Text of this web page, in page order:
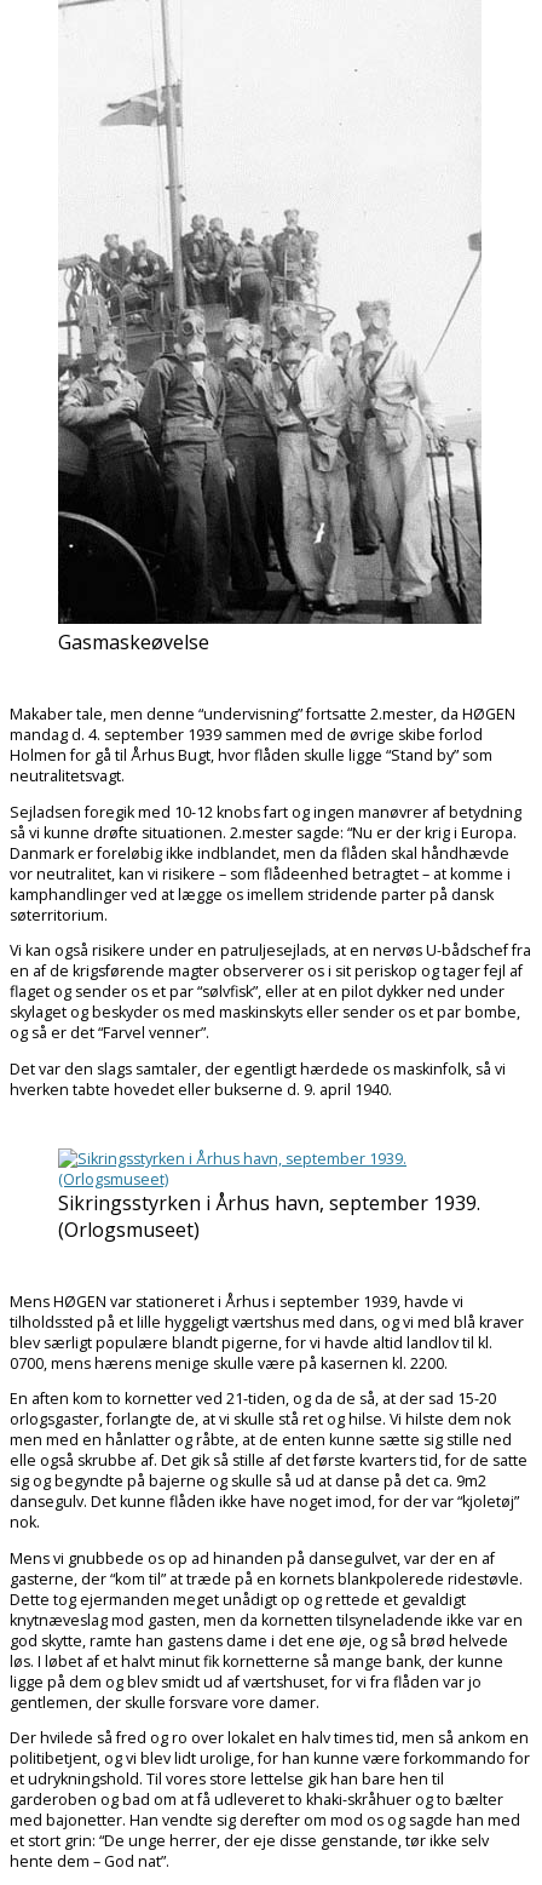
Gasmaskeøvelse
Makaber tale, men denne “undervisning” fortsatte 2.mester, da HØGEN
mandag d. 4. september 1939 sammen med de øvrige skibe forlod
Holmen for gå til Århus Bugt, hvor flåden skulle ligge “Stand by” som
neutralitetsvagt.
Sejladsen foregik med 10-12 knobs fart og ingen manøvrer af betydning
så vi kunne drøfte situationen. 2.mester sagde: “Nu er der krig i Europa.
Danmark er foreløbig ikke indblandet, men da flåden skal håndhævde
vor neutralitet, kan vi risikere – som flådeenhed betragtet – at komme i
kamphandlinger ved at lægge os imellem stridende parter på dansk
søterritorium.
Vi kan også risikere under en patruljesejlads, at en nervøs U-bådschef fra
en af de krigsførende magter observerer os i sit periskop og tager fejl af
flaget og sender os et par “sølvfisk”, eller at en pilot dykker ned under
skylaget og beskyder os med maskinskyts eller sender os et par bombe,
og så er det “Farvel venner”.
Det var den slags samtaler, der egentligt hærdede os maskinfolk, så vi
hverken tabte hovedet eller bukserne d. 9. april 1940.
Sikringsstyrken i Århus havn, september 1939.
(Orlogsmuseet)
Mens HØGEN var stationeret i Århus i september 1939, havde vi
tilholdssted på et lille hyggeligt værtshus med dans, og vi med blå kraver
blev særligt populære blandt pigerne, for vi havde altid landlov til kl.
0700, mens hærens menige skulle være på kasernen kl. 2200.
En aften kom to kornetter ved 21-tiden, og da de så, at der sad 15-20
orlogsgaster, forlangte de, at vi skulle stå ret og hilse. Vi hilste dem nok
men med en hånlatter og råbte, at de enten kunne sætte sig stille ned
elle også skrubbe af. Det gik så stille af det første kvarters tid, for de satte
sig og begyndte på bajerne og skulle så ud at danse på det ca. 9m2
dansegulv. Det kunne flåden ikke have noget imod, for der var “kjoletøj”
nok.
Mens vi gnubbede os op ad hinanden på dansegulvet, var der en af
gasterne, der “kom til” at træde på en kornets blankpolerede ridestøvle.
Dette tog ejermanden meget unådigt op og rettede et gevaldigt
knytnæveslag mod gasten, men da kornetten tilsyneladende ikke var en
god skytte, ramte han gastens dame i det ene øje, og så brød helvede
løs. I løbet af et halvt minut fik kornetterne så mange bank, der kunne
ligge på dem og blev smidt ud af værtshuset, for vi fra flåden var jo
gentlemen, der skulle forsvare vore damer.
Der hvilede så fred og ro over lokalet en halv times tid, men så ankom en
politibetjent, og vi blev lidt urolige, for han kunne være forkommando for
et udrykningshold. Til vores store lettelse gik han bare hen til
garderoben og bad om at få udleveret to khaki-skråhuer og to bælter
med bajonetter. Han vendte sig derefter om mod os og sagde han med
et stort grin: “De unge herrer, der eje disse genstande, tør ikke selv
hente dem – God nat”.